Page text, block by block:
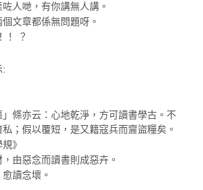
人哋，有你講無人講。
文章都係無問題呀。
！ ？
:
」條亦云：心地乾淨，方可讀書學古。不
；假以覆短，是又籍寇兵而齎盜糧矣。
》
由惡念而讀書則成惡卉。
讀念壞。